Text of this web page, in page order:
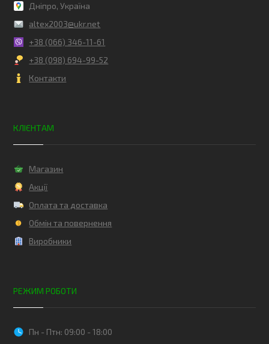
Дніпро, Україна
altex2003@ukr.net
+38 (066) 346-11-61
+38 (098) 694-99-52
Контакти
КЛІЄНТАМ
Магазин
Акції
Оплата та доставка
Обмін та повернення
Виробники
РЕЖИМ РОБОТИ
Пн - Птн: 09:00 - 18:00